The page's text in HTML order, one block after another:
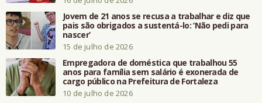
Jovem de 21 anos se recusa a trabalhar e diz que
pais são obrigados a sustentá-lo: ‘Não pedi para
nascer’
15 de julho de 2026
Empregadora de doméstica que trabalhou 55
anos para família sem salário é exonerada de
cargo público na Prefeitura de Fortaleza
10 de julho de 2026